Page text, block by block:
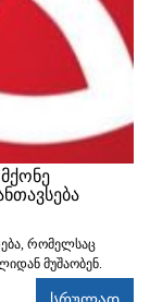
რომელსაც
მუშაობენ.